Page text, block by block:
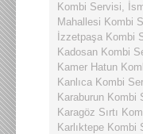
Kombi Servisi,
Mahallesi Kombi
İzzetpaşa Kombi
Kadosan Kombi
Kamer Hatun
Kanlıca Kombi
Karaburun Kombi
Karagöz Sırtı
Karlıktepe Kombi